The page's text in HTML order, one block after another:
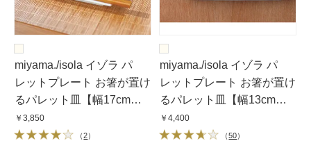
miyama./isola イゾラ パ
レットプレート お箸が置け
るパレット皿【幅17cm（2
枚組）】
￥3,850
（2）
miyama./isola イゾラ パ
レットプレート お箸が置け
るパレット皿【幅13cm（4
枚組）】
￥4,400
（50）